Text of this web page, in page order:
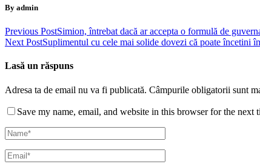
By admin
Previous PostSimion, întrebat dacă ar accepta o formulă de
Next PostSuplimentul cu cele mai solide dovezi că poate încetini
Lasă un răspuns
Adresa ta de email nu va fi publicată. Câmpurile obligatorii sunt
Save my name, email, and website in this browser for the next